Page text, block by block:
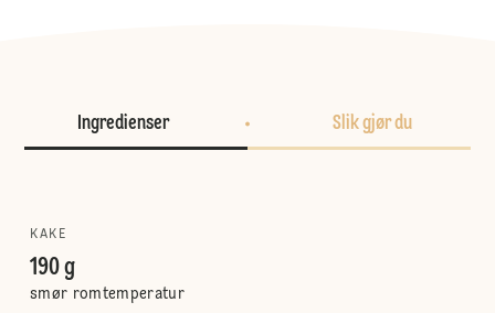
Ingredienser Slik gjør du
KAKE
190 g
smør romtemperatur